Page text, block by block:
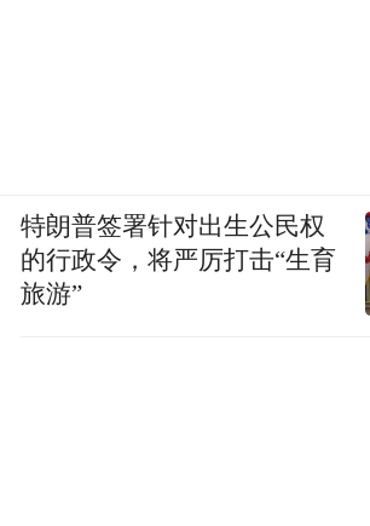
特朗普签署针对出生公民权
的行政令，将严厉打击“生育
旅游”